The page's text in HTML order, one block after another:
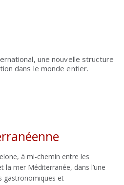
une nouvelle structure
dans le monde entier.
à mi-chemin entre les
la mer Méditerranée, dans l’une
gastronomiques et